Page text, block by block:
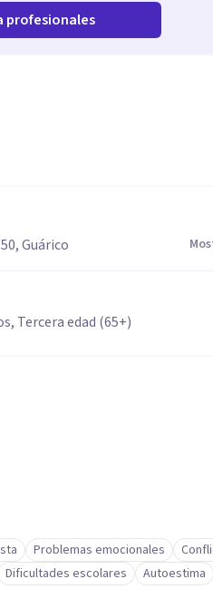
profesionales
Guárico
Tercera edad (65+)
Problemas emocionales
Dificultades escolares
Autoestima